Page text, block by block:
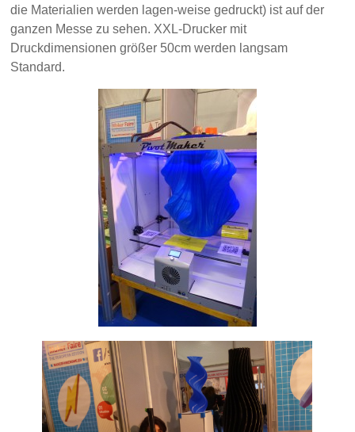
die Materialien werden lagen-weise gedruckt) ist auf der
ganzen Messe zu sehen. XXL-Drucker mit
Druckdimensionen größer 50cm werden langsam
Standard.